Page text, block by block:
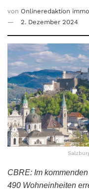
von Onlineredaktion
2. Dezember 2024
CBRE: Im
490 Wohneinheiten